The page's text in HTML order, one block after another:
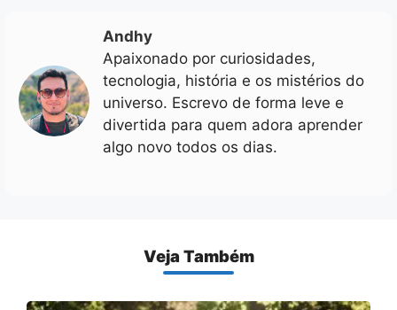
Andhy
Apaixonado por curiosidades,
tecnologia, história e os mistérios do
universo. Escrevo de forma leve e
divertida para quem adora aprender
algo novo todos os dias.
Veja Também